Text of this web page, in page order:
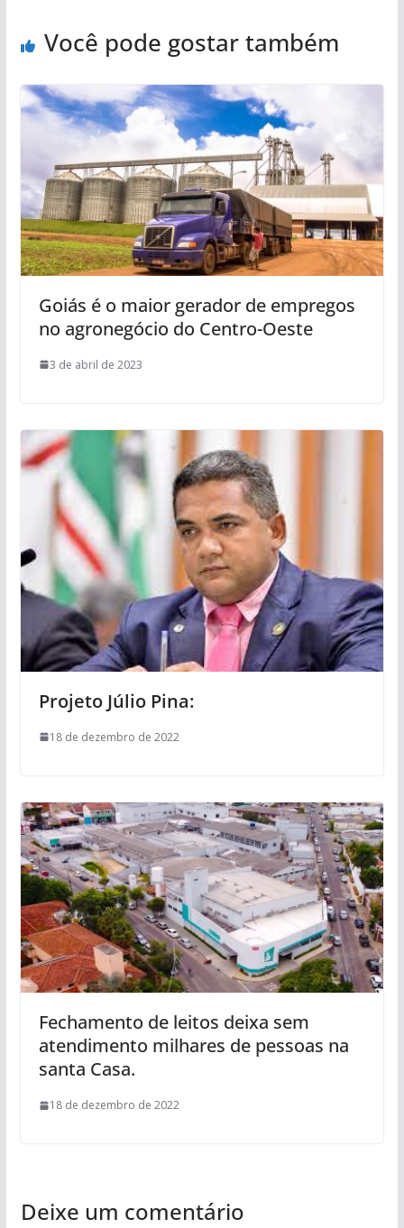
Você pode gostar também
Goiás é o maior gerador de empregos
no agronegócio do Centro-Oeste
3 de abril de 2023
Projeto Júlio Pina:
18 de dezembro de 2022
Fechamento de leitos deixa sem
atendimento milhares de pessoas na
santa Casa.
18 de dezembro de 2022
Deixe um comentário